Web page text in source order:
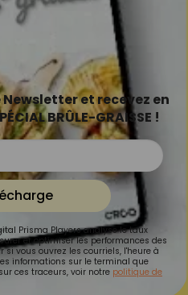
et recevez en
BRÛLE-GRAISSE !
Prisma Players analyse le taux
et optimiser les performances des
vous ouvrez les courriels, l'heure à
informations sur le terminal que
ces traceurs, voir notre politique de